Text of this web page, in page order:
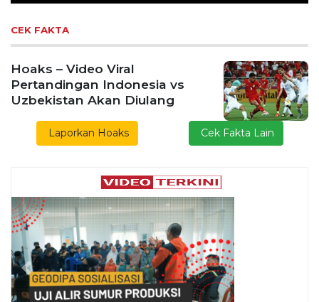
CEK FAKTA
Hoaks – Video Viral
Pertandingan Indonesia vs
Uzbekistan Akan Diulang
Laporkan Hoaks Cek Fakta Lain
Previous